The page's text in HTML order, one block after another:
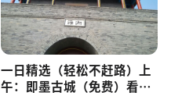
一日精选（轻松不赶路）上
午：即墨古城（免费）看